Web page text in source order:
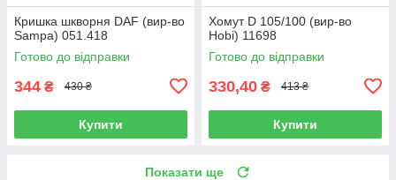
Кришка шкворня DAF (вир-во
Sampa) 051.418
Готово до відправки
344 ₴ 430 ₴
Купити
Хомут D 105/100 (вир-во
Hobi) 11698
Готово до відправки
330,40 ₴ 413 ₴
Купити
Показати ще